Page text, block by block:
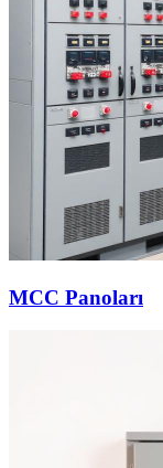
MCC Panoları